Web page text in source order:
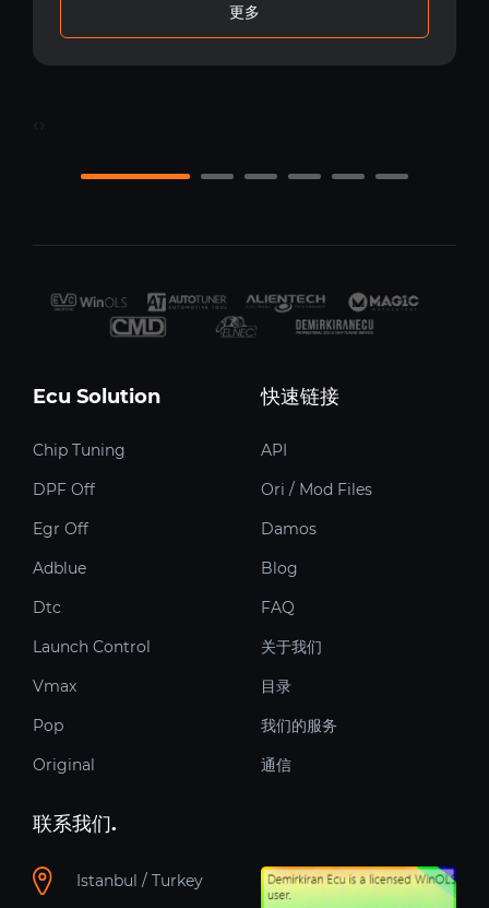
更多
‹
Ecu Solution
Chip Tuning
DPF Off
Egr Off
Adblue
Dtc
Launch Control
Vmax
Pop
Original
快速链接
API
Ori / Mod Files
Damos
Blog
FAQ
关于我们
目录
我们的服务
通信
联系我们.
Istanbul / Turkey